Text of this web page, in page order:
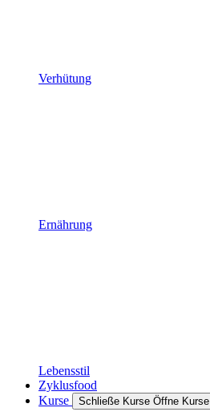
Verhütung
Ernährung
Lebensstil
Zyklusfood
Kurse
Schließe Kurse Öffne Kurse